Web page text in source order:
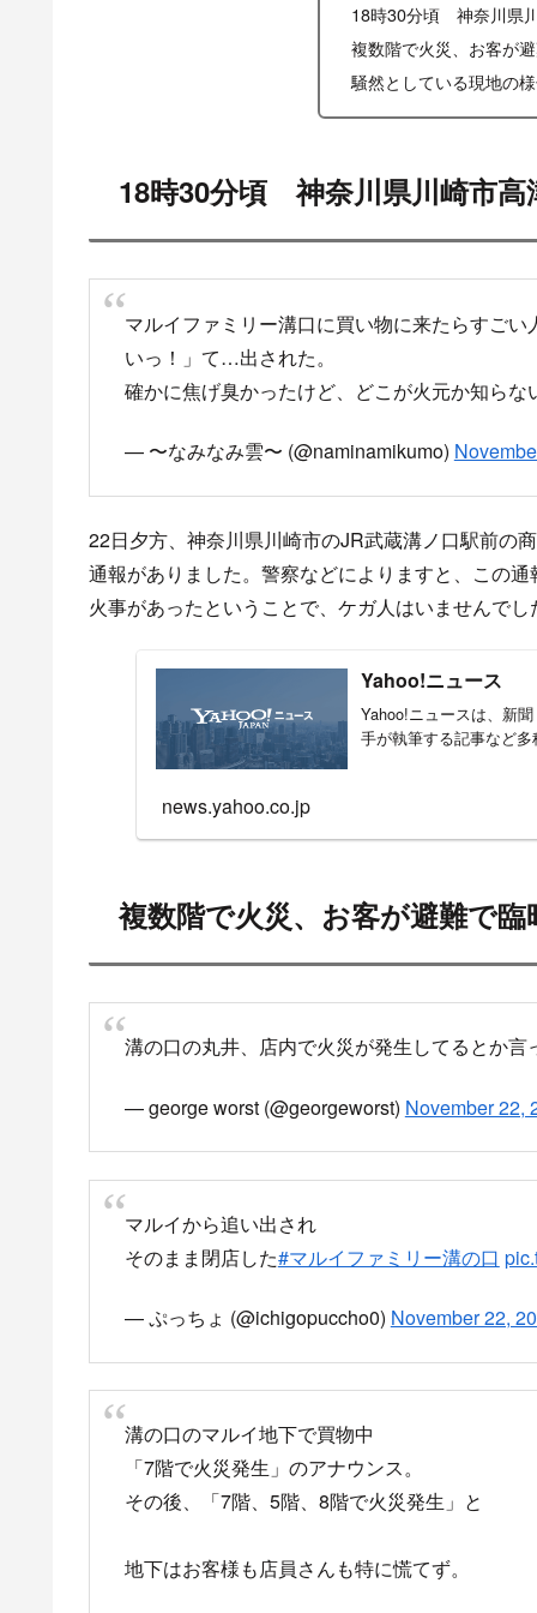
18時30分頃 神奈川県
複数階で火災、お客が
騒然としている現地の
18時30分頃 神奈川県川崎市高
マルイファミリー溝口に買い物に来たらすご
いっ！」て…出された。
確かに焦げ臭かったけど、どこが火元か知らな
— 〜なみなみ雲〜 (@naminamikumo)
22日夕方、神奈川県川崎市のJR武蔵溝ノ口駅前の
通報がありました。警察などによりますと、この
火事があったということで、ケガ人はいませんで
Yahoo!ニュース
Yahoo!ニュースは、新
手が執筆する記事など
news.yahoo.co.jp
複数階で火災、お客が避難で臨
溝の口の丸井、店内で火災が発生してるとか
— george worst (@georgeworst) November 22,
マルイから追い出され
そのまま閉店した#マルイファミリー溝の口
— ぷっちょ (@ichigopuccho0) November 22,
溝の口のマルイ地下で買物中
「7階で火災発生」のアナウンス。
その後、「7階、5階、8階で火災発生」と
地下はお客様も店員さんも特に慌てず。